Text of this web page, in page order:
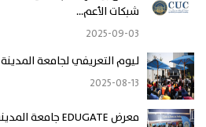
شبكات الأعم...
2025-09-03
ليوم التعريفي لجامعة المدينة
2025-08-13
معرض EDUGATE جامعة المدينة بالقاهرة في